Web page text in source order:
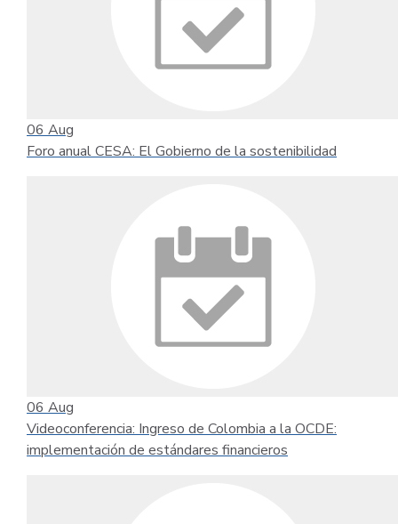
06 Aug
Foro anual CESA: El Gobierno de la sostenibilidad
06 Aug
Videoconferencia: Ingreso de Colombia a la OCDE:
implementación de estándares financieros